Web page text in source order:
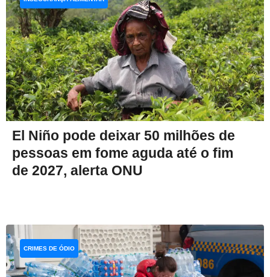
El Niño pode deixar 50 milhões de
pessoas em fome aguda até o fim
de 2027, alerta ONU
CRIMES DE ÓDIO